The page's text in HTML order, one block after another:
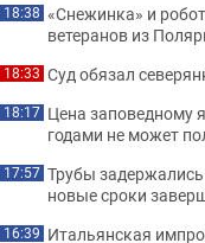
18:38 «Снежинка» и
ветеранов из
18:33 Суд обязал
18:17 Цена заповедному
годами не может
17:57 Трубы
новые сроки
16:39 Итальянская